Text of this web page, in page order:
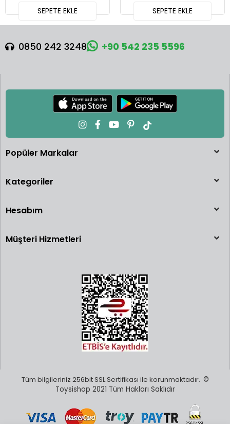
SEPETE EKLE SEPETE EKLE
0850 242 3248 +90 542 235 5596
Popüler Markalar
Kategoriler
Hesabım
Müşteri Hizmetleri
Tüm bilgileriniz 256bit SSL Sertifikası ile korunmaktadır. ©
Toysishop 2021 Tüm Hakları Saklıdır